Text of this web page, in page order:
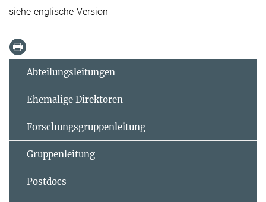
siehe englische Version
Abteilungsleitungen
Ehemalige Direktoren
Forschungsgruppenleitung
Gruppenleitung
Postdocs